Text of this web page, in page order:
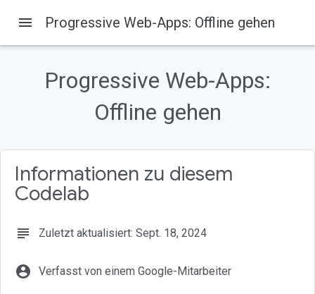
Auf dieser Seite
2. Einrichtung
menu Progressive Web-Apps: Offline gehen
Progressive Web-Apps:
Offline gehen
Informationen zu diesem
Codelab
subject Zuletzt aktualisiert: Sept. 18, 2024
account_circle Verfasst von einem Google-Mitarbeiter